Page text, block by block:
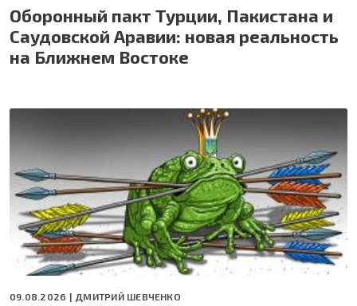
Оборонный пакт Турции, Пакистана и
Саудовской Аравии: новая реальность
на Ближнем Востоке
09.08.2026 | ДМИТРИЙ ШЕВЧЕНКО